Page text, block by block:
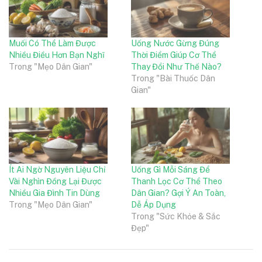
Muối Có Thể Làm Được
Nhiều Điều Hơn Bạn Nghĩ
Trong "Mẹo Dân Gian"
Uống Nước Gừng Đúng
Thời Điểm Giúp Cơ Thể
Thay Đổi Như Thế Nào?
Trong "Bài Thuốc Dân
Gian"
Ít Ai Ngờ Nguyên Liệu Chỉ
Vài Nghìn Đồng Lại Được
Nhiều Gia Đình Tin Dùng
Trong "Mẹo Dân Gian"
Uống Gì Mỗi Sáng Để
Thanh Lọc Cơ Thể Theo
Dân Gian? Gợi Ý An Toàn,
Dễ Áp Dụng
Trong "Sức Khỏe & Sắc
Đẹp"